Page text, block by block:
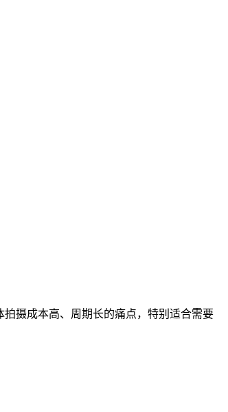
摄成本高、周期长的痛点，特别适合需要